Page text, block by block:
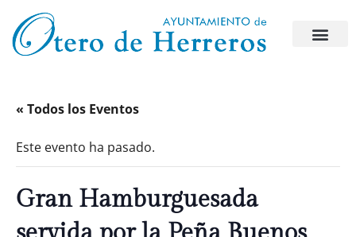
« Todos los Eventos
Este evento ha pasado.
Gran Hamburguesada